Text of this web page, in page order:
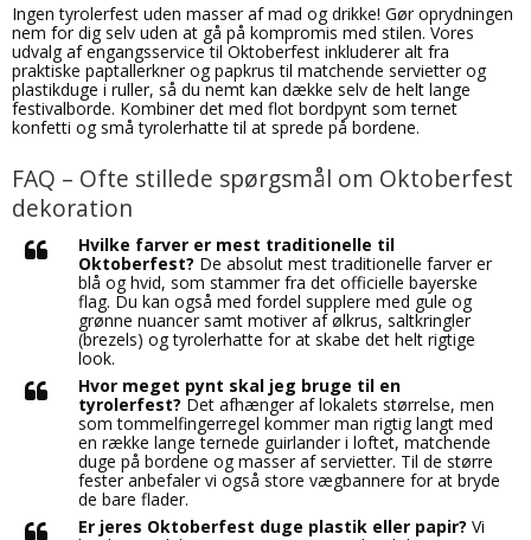
Ingen tyrolerfest uden masser af mad og drikke! Gør oprydningen
nem for dig selv uden at gå på kompromis med stilen. Vores
udvalg af engangsservice til Oktoberfest inkluderer alt fra
praktiske paptallerkner og papkrus til matchende servietter og
plastikduge i ruller, så du nemt kan dække selv de helt lange
festivalborde. Kombiner det med flot bordpynt som ternet
konfetti og små tyrolerhatte til at sprede på bordene.
FAQ – Ofte stillede spørgsmål om Oktoberfest
dekoration
Hvilke farver er mest traditionelle til
Oktoberfest? De absolut mest traditionelle farver er
blå og hvid, som stammer fra det officielle bayerske
flag. Du kan også med fordel supplere med gule og
grønne nuancer samt motiver af ølkrus, saltkringler
(brezels) og tyrolerhatte for at skabe det helt rigtige
look.
Hvor meget pynt skal jeg bruge til en
tyrolerfest? Det afhænger af lokalets størrelse, men
som tommelfingerregel kommer man rigtig langt med
en række lange ternede guirlander i loftet, matchende
duge på bordene og masser af servietter. Til de større
fester anbefaler vi også store vægbannere for at bryde
de bare flader.
Er jeres Oktoberfest duge plastik eller papir? Vi